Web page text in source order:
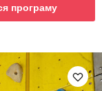
програму